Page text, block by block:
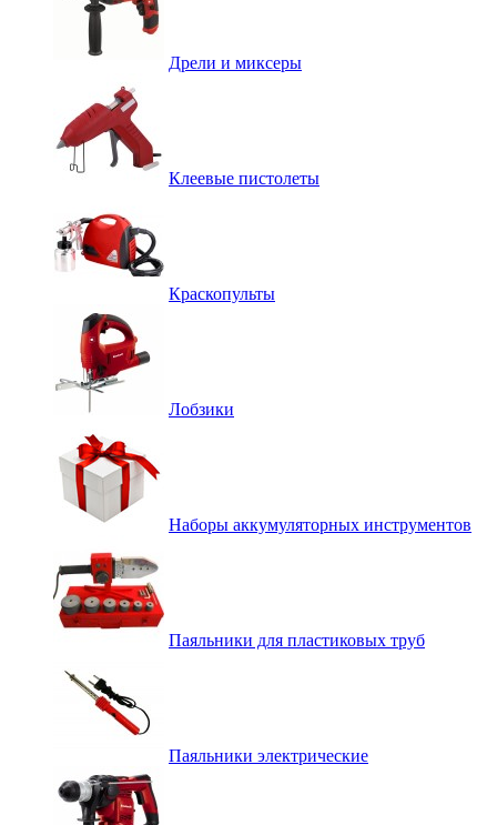
Дрели и миксеры
Клеевые пистолеты
Краскопульты
Лобзики
Наборы аккумуляторных инструментов
Паяльники для пластиковых труб
Паяльники электрические